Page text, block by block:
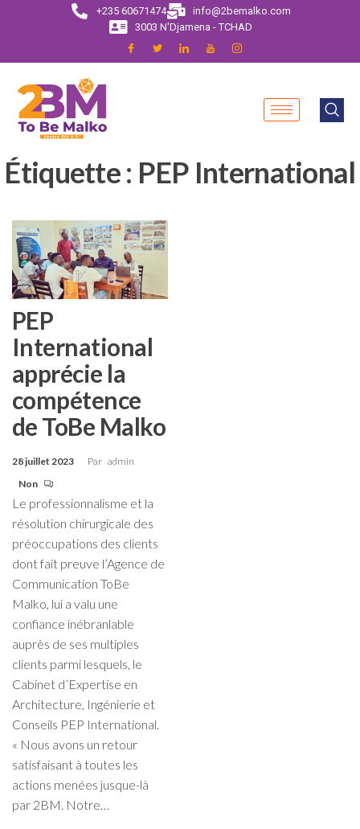
+235 60671474
info@2bemalko.com
3003 N'Djamena - TCHAD
Étiquette : PEP International
PEP
International
apprécie la
compétence
de ToBe Malko
28 juillet 2023 Par admin
Non
Le professionnalisme et la
résolution chirurgicale des
préoccupations des clients
dont fait preuve l’Agence de
Communication ToBe
Malko, lui a valu une
confiance inébranlable
auprès de ses multiples
clients parmi lesquels, le
Cabinet d’Expertise en
Architecture, Ingénierie et
Conseils PEP International.
« Nous avons un retour
satisfaisant à toutes les
actions menées jusque-là
par 2BM. Notre…